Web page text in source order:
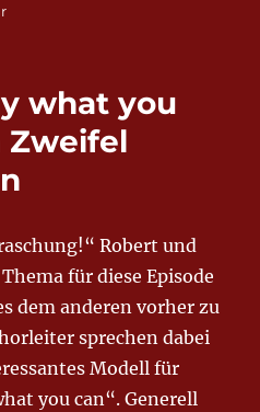
zu
komponieren
die
auch
noch!“
what you
Zweifel
Robert und
für diese Episode
dem anderen vorher zu
sprechen dabei
Modell für
you can“. Generell